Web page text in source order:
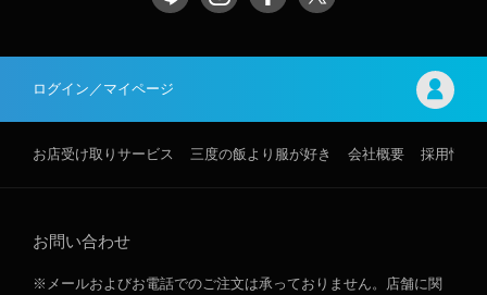
ログイン／マイページ
お店受け取りサービス 三度の飯より服が好き 会社概要 採用情報
お問い合わせ
※メールおよびお電話でのご注文は承っておりません。店舗に関